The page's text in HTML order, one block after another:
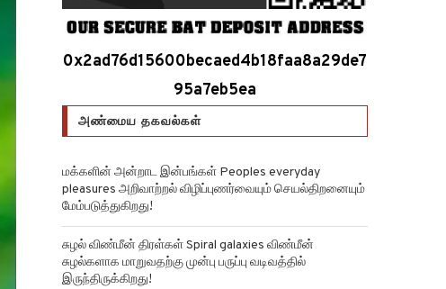
0x2ad76d15600becaed4b18faa8a29de7
95a7eb5ea
அண்மைய தகவல்கள்
மக்களின் அன்றாட இன்பங்கள் Peoples everyday
pleasures அறிவாற்றல் விழிப்புணர்வையும் செயல்திறனையும்
மேம்படுத்துகிறது!
சுழல் விண்மீன் திரள்கள் Spiral galaxies விண்மீன்
சுழல்களாக மாறுவதற்கு முன்பு பருப்பு வடிவத்தில்
இருந்திருக்கிறது!